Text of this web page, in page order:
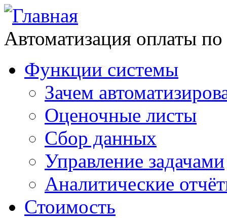
Автоматизация оплаты
Функции системы
Зачем
Оценочные листы
Сбор данных
Управление задачами
Аналитические
Стоимость